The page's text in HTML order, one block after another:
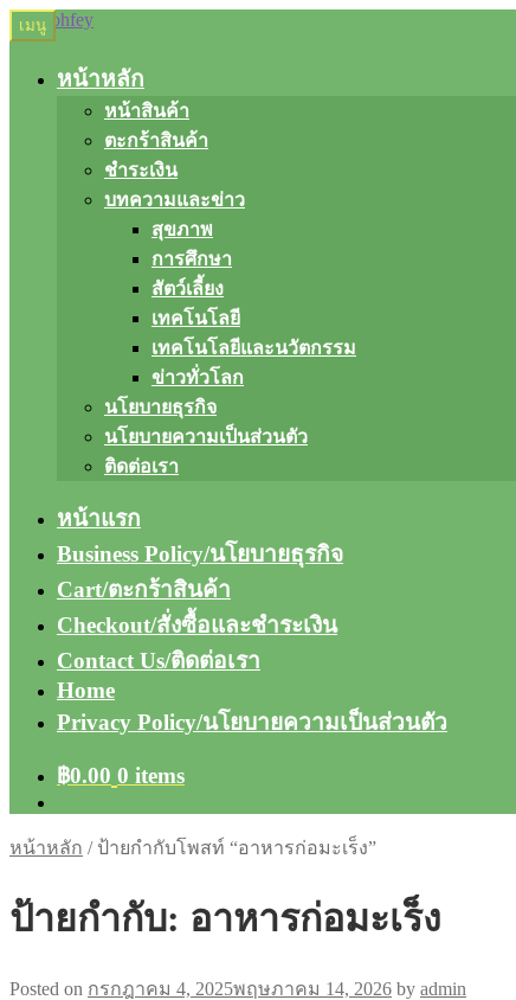
Skip
to
Skip
to
เมนู
หน้าหลัก
หน้าสินค้า
ตะกร้าสินค้า
ชำระเงิน
บทความและข่าว
สุขภาพ
การศึกษา
สัตว์เลี้ยง
เทคโนโลยี
เทคโนโลยีและนวัตกรรม
ข่าวทั่วโลก
นโยบายธุรกิจ
นโยบายความเป็นส่วนตัว
ติดต่อเรา
หน้าแรก
Business Policy/นโยบายธุรกิจ
Cart/ตะกร้าสินค้า
Checkout/สั่งซื้อและชำระเงิน
Contact Us/ติดต่อเรา
Home
Privacy Policy/นโยบายความเป็นส่วนตัว
฿0.00 0 items
หน้าหลัก / ป้ายกำกับโพสท์ “อาหารก่อมะเร็ง”
ป้ายกำกับ: อาหารก่อมะเร็ง
Posted on กรกฎาคม 4, 2025พฤษภาคม 14, 2026 by admin